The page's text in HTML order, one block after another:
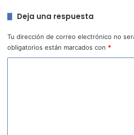
Deja una respuesta
Tu dirección de correo electrónico no
obligatorios están marcados con *